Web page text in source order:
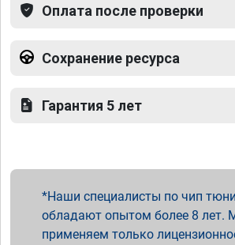
Оплата после проверки
Сохранение ресурса
Гарантия 5 лет
Наши специалисты по чип
обладают опытом более 8 лет.
применяем только